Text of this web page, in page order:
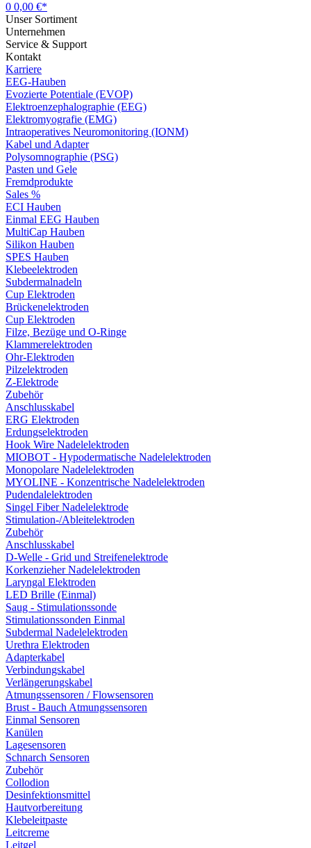
0 0,00 €*
Unser Sortiment
Unternehmen
Service & Support
Kontakt
Karriere
EEG-Hauben
Evozierte Potentiale (EVOP)
Elektroenzephalographie (EEG)
Elektromyografie (EMG)
Intraoperatives Neuromonitoring (IONM)
Kabel und Adapter
Polysomnographie (PSG)
Pasten und Gele
Fremdprodukte
Sales %
ECI Hauben
Einmal EEG Hauben
MultiCap Hauben
Silikon Hauben
SPES Hauben
Klebeelektroden
Subdermalnadeln
Cup Elektroden
Brückenelektroden
Cup Elektroden
Filze, Bezüge und O-Ringe
Klammerelektroden
Ohr-Elektroden
Pilzelektroden
Z-Elektrode
Zubehör
Anschlusskabel
ERG Elektroden
Erdungselektroden
Hook Wire Nadelelektroden
MIOBOT - Hypodermatische Nadelelektroden
Monopolare Nadelelektroden
MYOLINE - Konzentrische Nadelelektroden
Pudendalelektroden
Singel Fiber Nadelelektrode
Stimulation-/Ableitelektroden
Zubehör
Anschlusskabel
D-Welle - Grid und Streifenelektrode
Korkenzieher Nadelelektroden
Laryngal Elektroden
LED Brille (Einmal)
Saug - Stimulationssonde
Stimulationssonden Einmal
Subdermal Nadelelektroden
Urethra Elektroden
Adapterkabel
Verbindungskabel
Verlängerungskabel
Atmungssensoren / Flowsensoren
Brust - Bauch Atmungssensoren
Einmal Sensoren
Kanülen
Lagesensoren
Schnarch Sensoren
Zubehör
Collodion
Desinfektionsmittel
Hautvorbereitung
Klebeleitpaste
Leitcreme
Leitgel